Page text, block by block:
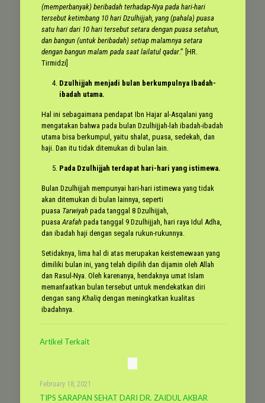
(memperbanyak) beribadah terhadap-Nya pada hari-hari
tersebut ketimbang 10 hari Dzulhijjah, yang (pahala) puasa
satu hari dari 10 hari tersebut setara dengan puasa setahun,
dan bangun (untuk beribadah) setiap malamnya setara
dengan bangun malam pada saat lailatul qadar.” [HR.
Tirmidzi]
Dzulhijjah menjadi bulan berkumpulnya Ibadah-
ibadah utama.
Hal ini sebagaimana pendapat Ibn Hajar al-Asqalani yang
mengatakan bahwa pada bulan Dzulhijjah-lah ibadah-ibadah
utama bisa berkumpul, yaitu shalat, puasa, sedekah, dan
haji. Dan itu tidak ditemukan di bulan lain.
Pada Dzulhijjah terdapat hari-hari yang istimewa.
Bulan Dzulhijjah mempunyai hari-hari istimewa yang tidak
akan ditemukan di bulan lainnya, seperti
puasa Tarwiyahpada tanggal 8 Dzulhijjah,
puasaArafah pada tanggal 9 Dzulhijjah, hari raya Idul Adha,
dan ibadah haji dengan segala rukun-rukunnya.
Setidaknya, lima hal di atas merupakan keistemewaan yang
dimiliki bulan ini, yang telah dipilih dan dijamin oleh Allah
dan Rasul-Nya. Oleh karenanya, hendaknya umat Islam
memanfaatkan bulan tersebut untuk mendekatkan diri
dengan sang Khaliq dengan meningkatkan kualitas
ibadahnya.
Artikel Terkait
February 18, 2021
TIPS SARAPAN SEHAT DARI DR. ZAIDUL AKBAR